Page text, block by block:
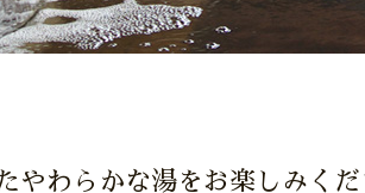
やわらかな湯をお楽しみく